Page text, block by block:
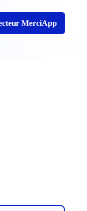
MerciApp